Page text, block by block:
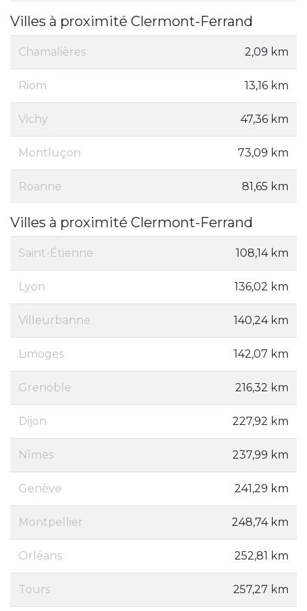
Villes à proximité Clermont-Ferrand
Chamalières 2,09 km
Riom 13,16 km
Vichy 47,36 km
Montluçon 73,09 km
Roanne 81,65 km
Villes à proximité Clermont-Ferrand
Saint-Étienne 108,14 km
Lyon 136,02 km
Villeurbanne 140,24 km
Limoges 142,07 km
Grenoble 216,32 km
Dijon 227,92 km
Nîmes 237,99 km
Genève 241,29 km
Montpellier 248,74 km
Orléans 252,81 km
Tours 257,27 km